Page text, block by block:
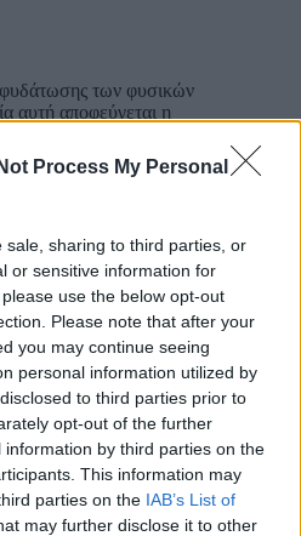
Process My Personal
sale, sharing to third parties, or
or sensitive information for
use the below opt-out
Please note that after your
you may continue seeing
personal information utilized by
to third parties prior to
opt-out of the further
by third parties on the
This information may
parties on the IAB’s List of
may further disclose it to other
των φυσικών
αυτή αποφεύγεται η
τους και την γεύση τους.
στο καλάθι
ΦΡΟΥΤΑ ΧΩΡΙΣ ΖΑΧΑΡΗ